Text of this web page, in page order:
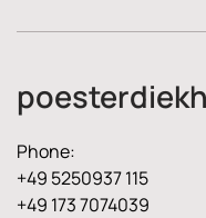
Phone:
+49 5250937 115
+49 173 7074039